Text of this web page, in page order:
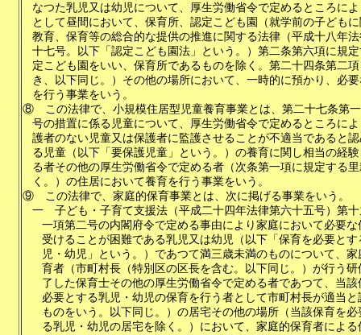
なつた乳児又は幼児について、厚生労働省令で定めるところに
として昼間において、保育所、認定こども園（就学前の子ども
教育、保育等の総合的な提供の推進に関する法律（平成十八年
十七号。以下「認定こども園法」という。）第二条第六項に規
定こども園をいい、保育所であるものを除く。第二十四条第二
き、以下同じ。）その他の場所において、一時的に預かり、必
を行う事業をいう。
⑧
この法律で、小規模住居型児童養育事業とは、第二十七条第
号の措置に係る児童について、厚生労働省令で定めるところに
護者のない児童又は保護者に監護させることが不適当であると
る児童（以下「要保護児童」という。）の養育に関し相当の経
る者その他の厚生労働省令で定める者（次条第一項に規定する
く。）の住居において養育を行う事業をいう。
⑨
この法律で、家庭的保育事業とは、次に掲げる事業をいう。
一
子ども・子育て支援法（平成二十四年法律第六十五号）第
一項第二号の内閣府令で定める事由により家庭において必要な
受けることが困難である乳児又は幼児（以下「保育を必要とす
児・幼児」という。）であつて満三歳未満のものについて、家
育者（市町村長（特別区の区長を含む。以下同じ。）が行う研
了した保育士その他の厚生労働省令で定める者であつて、当該
必要とする乳児・幼児の保育を行う者として市町村長が適当と
ものをいう。以下同じ。）の居宅その他の場所（当該保育を必
る乳児・幼児の居宅を除く。）において、家庭的保育者による